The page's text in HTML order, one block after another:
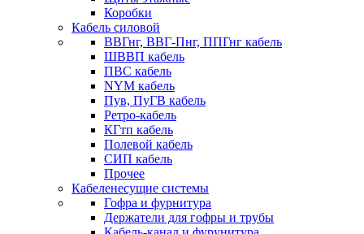
Коробки
Кабель силовой
ВВГнг, ВВГ-Пнг, ППГнг кабель
ШВВП кабель
ПВС кабель
NYM кабель
Пув, ПуГВ кабель
Ретро-кабель
КГтп кабель
Полевой кабель
СИП кабель
Прочее
Кабеленесущие системы
Гофра и фурнитура
Держатели для гофры и трубы